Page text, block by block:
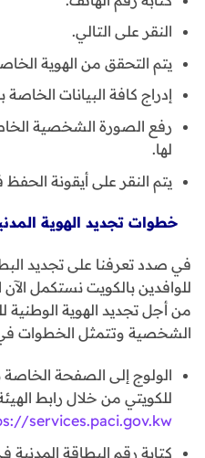
النقر على التالي.
يتم التحقق من الهوية
إدراج كافة البيانات الخاصة
رفع الصورة الشخصية
لها.
يتم النقر على أيقونة
خطوات تجديد الهوية
في صدد تعرفنا على تجديد
للوافدين بالكويت نستكمل
من أجل تجديد الهوية الوطنية
الشخصية وتتمثل الخطوات في
الولوج إلى الصفحة الخاصة
للكويتي من خلال رابط
services.paci.gov.kw
كتابة رقم البطاقة